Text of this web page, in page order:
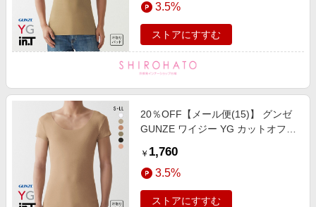
YV2819
3.5%
ストアにすすむ
20％OFF【メール便(15)】 グンゼ
GUNZE ワイジー YG カットオフ
Tシャツ インナー 脇汗 汗取りパッ
ド付き メンズ
￥ 1,760
3.5%
ストアにすすむ